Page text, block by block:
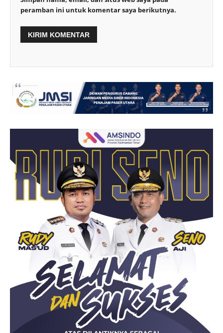
peramban ini untuk komentar saya berikutnya.